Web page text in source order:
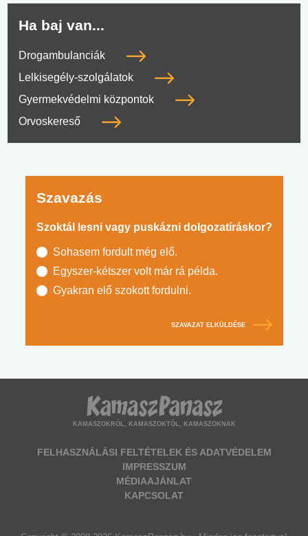
Ha baj van...
Drogambulanciák
Lelkisegély-szolgálatok
Gyermekvédelmi központok
Orvoskereső
Szavazás
Szoktál lesni vagy puskázni dolgozatíráskor?
Sohasem fordult még elő.
Egyszer-kétszer volt már rá példa.
Gyakran elő szokott fordulni.
SZAVAZAT ELKÜLDÉSE
KAMASZOKRÓL, KAMASZOKTÓL, KAMASZOKNAK
FELHASZNÁLÁSI FELTÉTELEK ÉS ADATVÉDELEM
IMPRESSZUM
MÉDIAAJÁNLAT
KAPCSOLAT